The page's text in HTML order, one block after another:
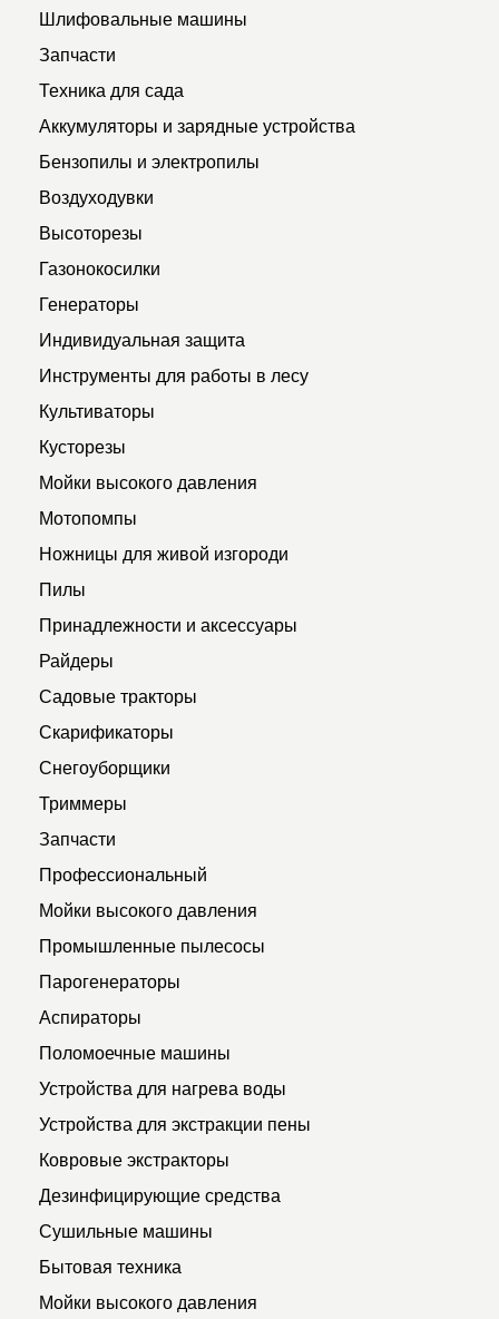
Шлифовальные машины
Запчасти
Техника для сада
Аккумуляторы и зарядные устройства
Бензопилы и электропилы
Воздуходувки
Высоторезы
Газонокосилки
Генераторы
Индивидуальная защита
Инструменты для работы в лесу
Культиваторы
Кусторезы
Мойки высокого давления
Мотопомпы
Ножницы для живой изгороди
Пилы
Принадлежности и аксессуары
Райдеры
Садовые тракторы
Скарификаторы
Снегоуборщики
Триммеры
Запчасти
Профессиональный
Мойки высокого давления
Промышленные пылесосы
Парогенераторы
Аспираторы
Поломоечные машины
Устройства для нагрева воды
Устройства для экстракции пены
Ковровые экстракторы
Дезинфицирующие средства
Сушильные машины
Бытовая техника
Мойки высокого давления